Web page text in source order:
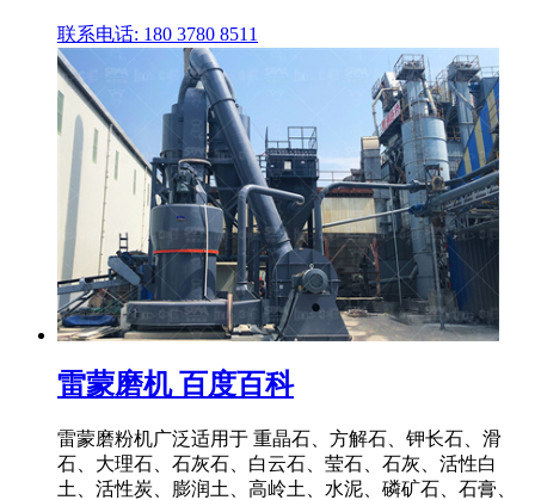
联系电话: 180 3780 8511
雷蒙磨机 百度百科
雷蒙磨粉机广泛适用于 重晶石、方解石、钾长石、滑
石、大理石、石灰石、白云石、莹石、石灰、活性白
土、活性炭、膨润土、高岭土、水泥、磷矿石、石膏、